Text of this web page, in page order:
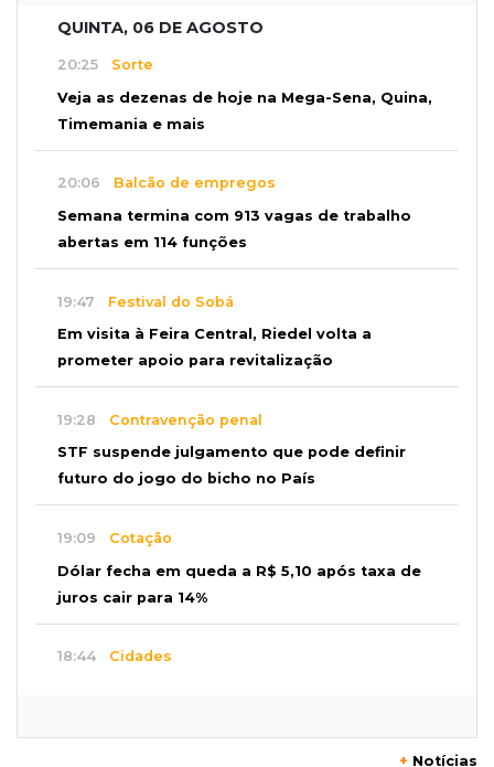
QUINTA, 06 DE AGOSTO
20:25 Sorte
Veja as dezenas de hoje na Mega-Sena, Quina,
Timemania e mais
20:06 Balcão de empregos
Semana termina com 913 vagas de trabalho
abertas em 114 funções
19:47 Festival do Sobá
Em visita à Feira Central, Riedel volta a
prometer apoio para revitalização
19:28 Contravenção penal
STF suspende julgamento que pode definir
futuro do jogo do bicho no País
19:09 Cotação
Dólar fecha em queda a R$ 5,10 após taxa de
juros cair para 14%
18:44 Cidades
+ Notícias